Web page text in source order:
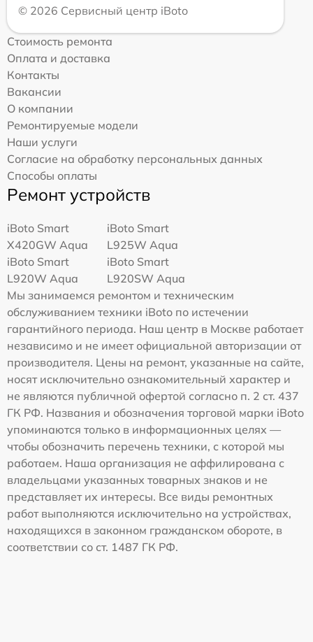
© 2026 Сервисный центр iBoto
Стоимость ремонта
Оплата и доставка
Контакты
Вакансии
О компании
Ремонтируемые модели
Наши услуги
Согласие на обработку персональных данных
Способы оплаты
Ремонт устройств
iBoto Smart
Х420GW Aqua
iBoto Smart
L925W Aqua
iBoto Smart
L920W Aqua
iBoto Smart
L920SW Aqua
Мы занимаемся ремонтом и техническим
обслуживанием техники iBoto по истечении
гарантийного периода. Наш центр в Москве работает
независимо и не имеет официальной авторизации от
производителя. Цены на ремонт, указанные на сайте,
носят исключительно ознакомительный характер и
не являются публичной офертой согласно п. 2 ст. 437
ГК РФ. Названия и обозначения торговой марки iBoto
упоминаются только в информационных целях —
чтобы обозначить перечень техники, с которой мы
работаем. Наша организация не аффилирована с
владельцами указанных товарных знаков и не
представляет их интересы. Все виды ремонтных
работ выполняются исключительно на устройствах,
находящихся в законном гражданском обороте, в
соответствии со ст. 1487 ГК РФ.